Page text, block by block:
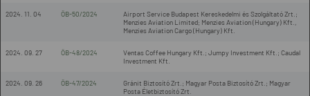
2024. 11. 04 ÖB-50/2024
Airport Service Budapest Kereskedelmi és Szolgáltató Zrt.;
Menzies Aviation Limited; Menzies Aviation (Hungary) Kft.,
Menzies Aviation Cargo (Hungary) Kft.
2024. 09. 27 ÖB-48/2024
Ventas Coffee Hungary Kft.; Jumpy Investment Kft.; Caudal
Investment Kft.
2024. 09. 26 ÖB-47/2024
Gránit Biztosító Zrt.; Magyar Posta Biztosító Zrt.; Magyar
Posta Életbiztosító Zrt.